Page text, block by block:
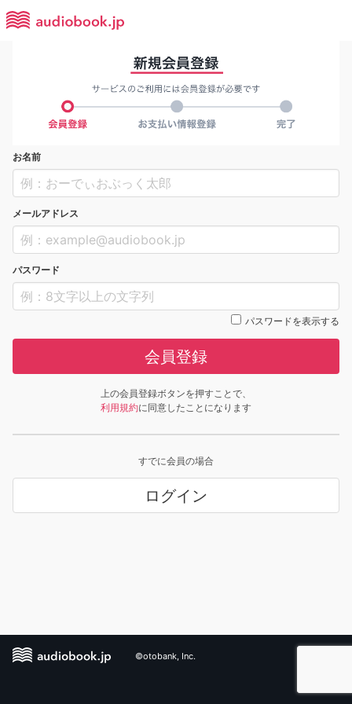
お名前
メールアドレス
パスワード
パスワードを表示する
会員登録
上の会員登録ボタンを押すことで、
利用規約に同意したことになります
すでに会員の場合
ログイン
©otobank, Inc.